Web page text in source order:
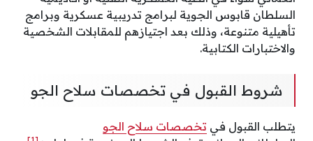
السلطان قابوس الجوية لبرامج تدريبية عسكرية وبرامج
تأهيلية متنوعة، وذلك بعد اجتيازهم للمقابلات الشخصية
والاختبارات الكتابية.
شروط القبول في تخصصات سلاح الجو
يتطلب القبول في تخصصات سلاح الجو